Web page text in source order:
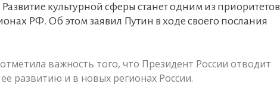
культурной сферы станет одним из приоритетов
РФ. Об этом заявил Путин в ходе своего послания
важность того, что Президент России отводит
развитию и в новых регионах России.